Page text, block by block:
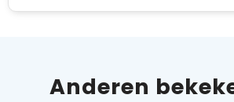
Anderen